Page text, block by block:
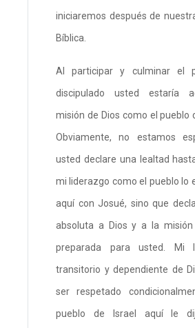
iniciaremos después de
Bíblica.
Al participar y culminar el
discipulado usted estaría
misión de Dios como el pueblo
Obviamente, no estamos
usted declare una lealtad
mi liderazgo como el pueblo lo
aquí con Josué, sino que
absoluta a Dios y a la
preparada para usted. Mi
transitorio y dependiente de
ser respetado
pueblo de Israel aquí le